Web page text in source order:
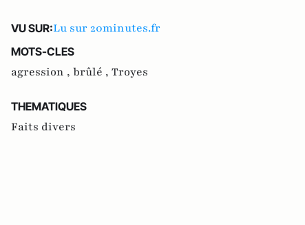
VU SUR:Lu sur 20minutes.fr
MOTS-CLES
agression , brûlé , Troyes
THEMATIQUES
Faits divers